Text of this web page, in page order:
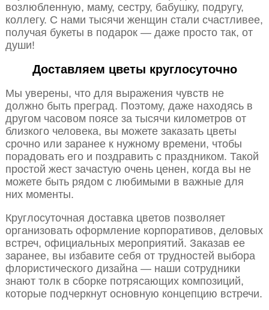
возлюбленную, маму, сестру, бабушку, подругу,
коллегу. С нами тысячи женщин стали счастливее,
получая букеты в подарок — даже просто так, от
души!
Доставляем цветы круглосуточно
Мы уверены, что для выражения чувств не
должно быть преград. Поэтому, даже находясь в
другом часовом поясе за тысячи километров от
близкого человека, вы можете заказать цветы
срочно или заранее к нужному времени, чтобы
порадовать его и поздравить с праздником. Такой
простой жест зачастую очень ценен, когда вы не
можете быть рядом с любимыми в важные для
них моменты.
Круглосуточная доставка цветов позволяет
организовать оформление корпоративов, деловых
встреч, официальных мероприятий. Заказав ее
заранее, вы избавите себя от трудностей выбора
флористического дизайна — наши сотрудники
знают толк в сборке потрясающих композиций,
которые подчеркнут основную концепцию встречи.